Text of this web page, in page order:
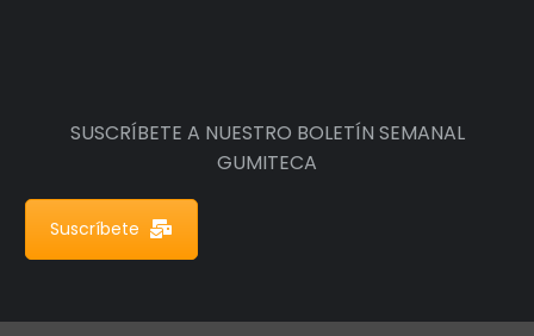
SUSCRÍBETE A NUESTRO BOLETÍN SEMANAL
GUMITECA
Suscríbete